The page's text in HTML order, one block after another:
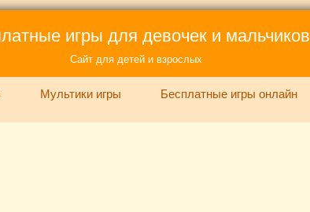
игры для девочек и мальчиков
Сайт для детей и взрослых
Мультики игры Бесплатные игры онлайн